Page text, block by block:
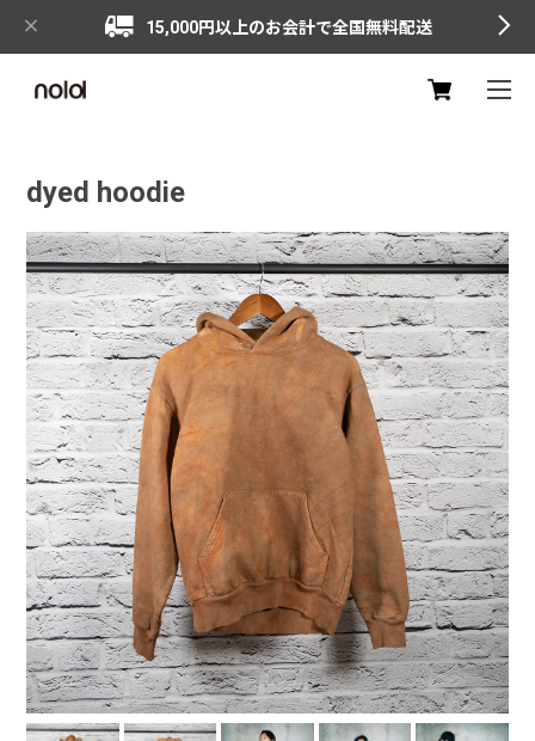
15,000円以上のお会計で全国無料配送
dyed hoodie